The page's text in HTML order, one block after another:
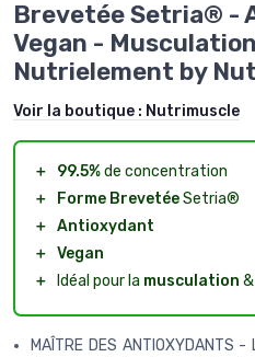
Brevetée Setria® -
Vegan -
Nutrielement by
Voir la boutique : Nutrimuscle
＋ 99.5%de concentration
＋
Forme BrevetéeSetria®
＋ Antioxydant
＋ Vegan
＋
Idéal pour la musculation &
MAÎTRE DES